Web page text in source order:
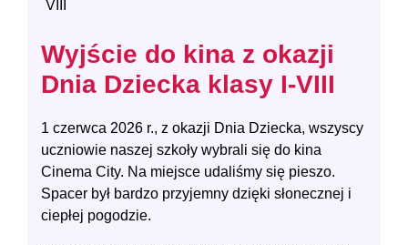
VIII
Wyjście do kina z okazji
Dnia Dziecka klasy I-VIII
1 czerwca 2026 r., z okazji Dnia Dziecka, wszyscy
uczniowie naszej szkoły wybrali się do kina
Cinema City. Na miejsce udaliśmy się pieszo.
Spacer był bardzo przyjemny dzięki słonecznej i
ciepłej pogodzie.